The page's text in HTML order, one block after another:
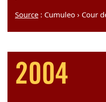
Source : Cumuleo › Cour
2004